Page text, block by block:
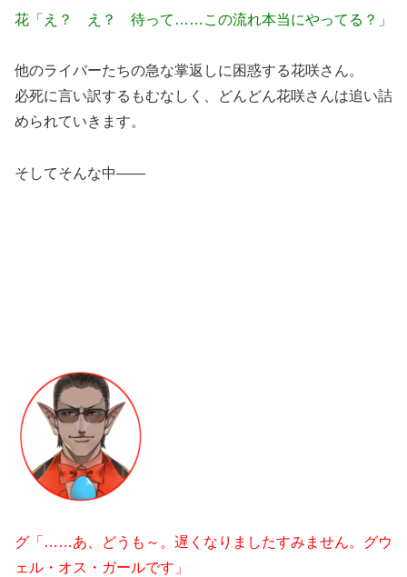
花「え？ え？ 待って……この流れ本当にやってる？」
他のライバーたちの急な掌返しに困惑する花咲さん。
必死に言い訳するもむなしく、どんどん花咲さんは追い詰
められていきます。
そしてそんな中――
グ「……あ、どうも～。遅くなりましたすみません。グウ
ェル・オス・ガールです」